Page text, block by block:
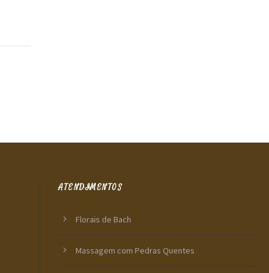
ATENDIMENTOS
Florais de Bach
Massagem com Pedras Quentes